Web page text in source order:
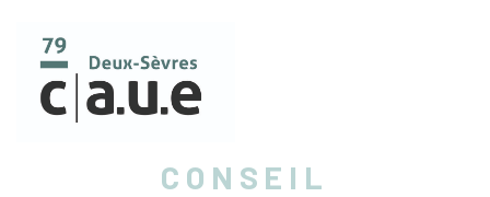
CONSEIL